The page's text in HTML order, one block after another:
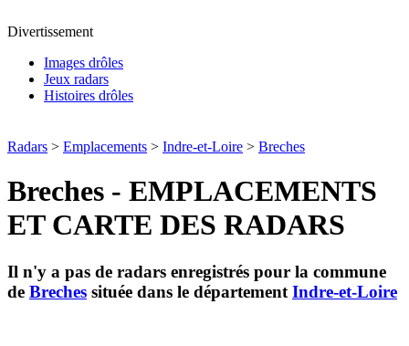
Divertissement
Images drôles
Jeux radars
Histoires drôles
Radars > Emplacements > Indre-et-Loire > Breches
Breches - EMPLACEMENTS
ET CARTE DES RADARS
Il n'y a pas de radars enregistrés pour la commune
de Breches située dans le département Indre-et-Loire